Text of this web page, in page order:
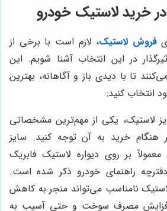
خرید لاستیک خودرو
فروش لاستیک، لازم است با برخی از
در این انتخاب آشنا شویم. این
تا با دیدی باز و آگاهانه، بهترین
انتخاب کنید:
لاستیک، یکی از مهم‌ترین مشخصاتی
هنگام خرید به آن توجه کنید. سایز
بر روی دیواره لاستیک فابریک
راهنمای خودرو ذکر شده است.
نامناسب می‌تواند منجر به کاهش
افزایش مصرف سوخت و حتی آسیب به